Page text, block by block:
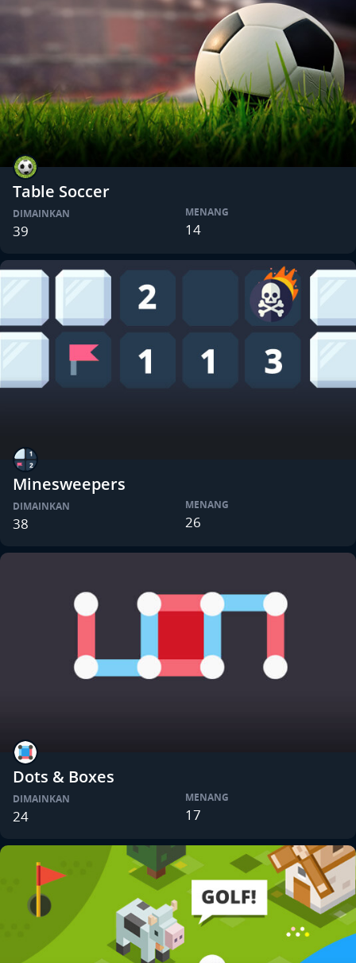
Table Soccer
DIMAINKAN
39
MENANG
14
Minesweepers
DIMAINKAN
38
MENANG
26
Dots & Boxes
DIMAINKAN
24
MENANG
17